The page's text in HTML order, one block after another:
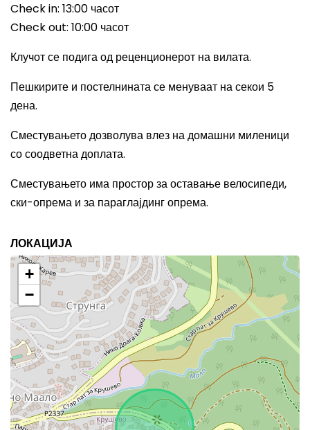
Check in: 13:00 часот
Check out: 10:00 часот
Клучот се подига од реценционерот на вилата.
Пешкирите и постелнината се менуваат на секои 5
дена.
Сместувањето дозволува влез на домашни миленици
со соодветна доплата.
Сместувањето има простор за оставање велосипеди,
ски-опрема и за параглајдинг опрема.
ЛОКАЦИЈА
+
−